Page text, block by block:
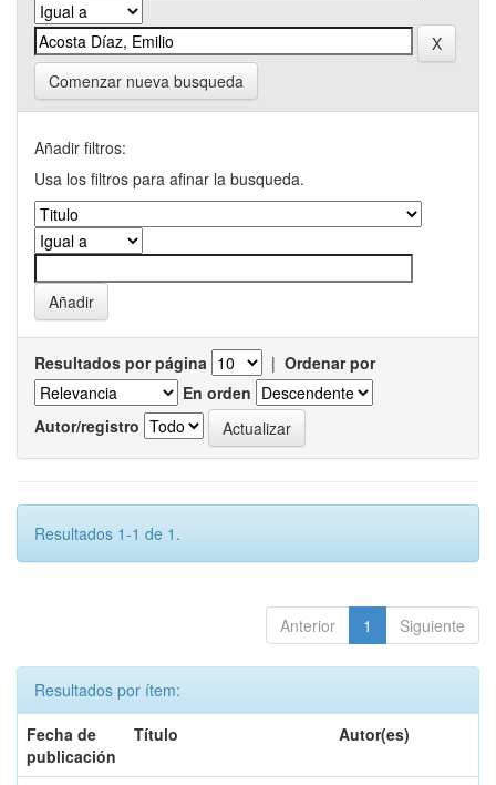
Comenzar nueva busqueda
Añadir filtros:
Usa los filtros para afinar la busqueda.
Resultados por página | Ordenar por
En orden
Autor/registro
Resultados 1-1 de 1.
Anterior 1 Siguiente
Resultados por ítem:
Fecha de
publicación
Título Autor(es)